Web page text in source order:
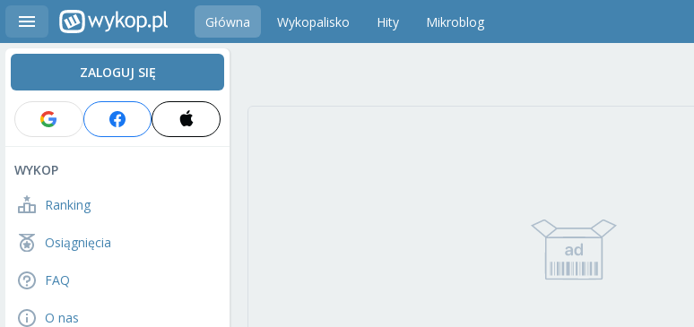
Główna Wykopalisko Hity Mikroblog
ZALOGUJ SIĘ
WYKOP
Ranking
Osiągnięcia
FAQ
O nas